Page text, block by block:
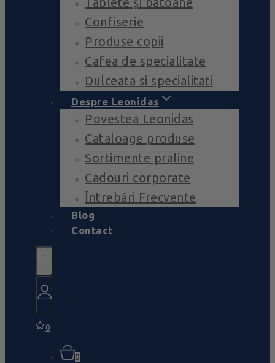
Confiserie
Produse copii
Cafea de specialitate
Dulceata si specialitati
Despre Leonidas
Povestea Leonidas
Cataloage produse
Sortimente praline
Cadouri corporate
Întrebări Frecvente
Blog
Contact
0
0